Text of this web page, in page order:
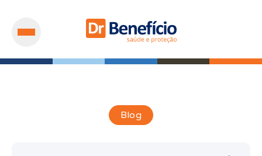
Blog